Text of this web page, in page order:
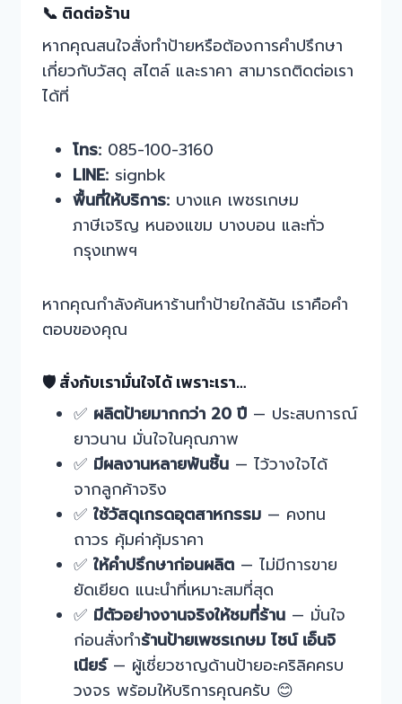
📞 ติดต่อร้าน
หากคุณสนใจสั่งทำป้ายหรือต้องการคำปรึกษา
เกี่ยวกับวัสดุ สไตล์ และราคา สามารถติดต่อเรา
ได้ที่
โทร:085-100-3160
LINE:signbk
พื้นที่ให้บริการ:บางแค เพชรเกษม
ภาษีเจริญ หนองแขม บางบอน และทั่ว
กรุงเทพฯ
หากคุณกำลังค้นหาร้านทำป้ายใกล้ฉัน เราคือคำ
ตอบของคุณ
🛡️ สั่งกับเรามั่นใจได้ เพราะเรา…
✅ ผลิตป้ายมากกว่า 20 ปี— ประสบการณ์
ยาวนาน มั่นใจในคุณภาพ
✅ มีผลงานหลายพันชิ้น— ไว้วางใจได้
จากลูกค้าจริง
✅ ใช้วัสดุเกรดอุตสาหกรรม— คงทน
ถาวร คุ้มค่าคุ้มราคา
✅ ให้คำปรึกษาก่อนผลิต— ไม่มีการขาย
ยัดเยียด แนะนำที่เหมาะสมที่สุด
✅ มีตัวอย่างงานจริงให้ชมที่ร้าน— มั่นใจ
ก่อนสั่งทำร้านป้ายเพชรเกษม ไซน์ เอ็นจิ
เนียร์— ผู้เชี่ยวชาญด้านป้ายอะคริลิคครบ
วงจร พร้อมให้บริการคุณครับ 😊